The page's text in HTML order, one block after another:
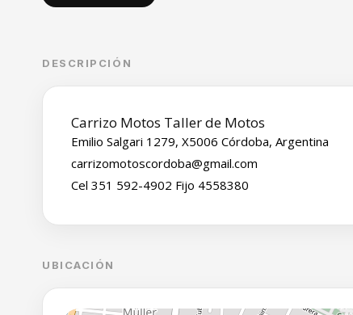
DESCRIPCIÓN
Carrizo Motos Taller de Motos
Emilio Salgari 1279, X5006 Córdoba, Argentina
carrizomotoscordoba@gmail.com
Cel 351 592-4902 Fijo 4558380
UBICACIÓN